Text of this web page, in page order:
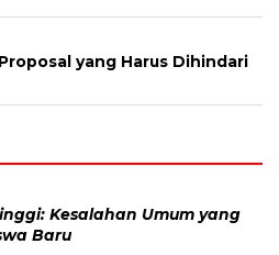
yang Harus Dihindari
Kesalahan Umum yang
Baru